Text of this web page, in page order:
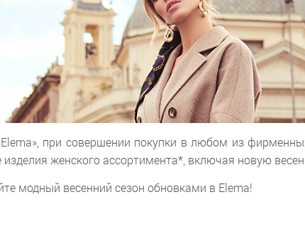
при совершении покупки в любом из
женского ассортимента*, включая новую
модный весенний сезон обновками в Elema!